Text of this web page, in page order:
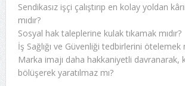
Sendikasız işçi çalıştırıp en kolay yoldan
mıdır?
Sosyal hak taleplerine kulak tıkamak mıdır?
İş Sağlığı ve Güvenliği tedbirlerini ötelemek
Marka imajı daha hakkaniyetli davranarak,
bölüşerek yaratılmaz mı?